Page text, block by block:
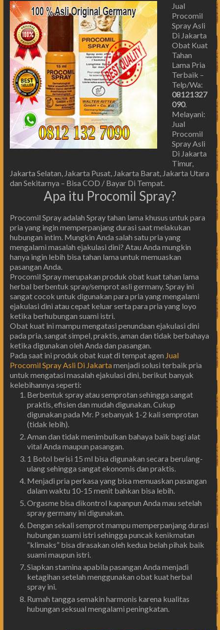
Jual
Procomil
Spray Asli
Di Jakarta
Obat Kuat
Tahan
Lama Pria
Terbaik –
Telp/Wa:
08121327
090.
Melayani:
Jual
Procomil
Spray Asli
Di Jakarta
Timur,
Jakarta Selatan, Jakarta Pusat, Jakarta Barat, Jakarta Utara
dan Sekitarnya – Bisa COD / Bayar Di Tempat.
Apa itu Procomil Spray?
Procomil Spray adalah Spray tahan lama khusus untuk para
pria yang ingin memperpanjang durasi saat melakukan
hubungan intim. Mungkin Anda salah satu pria yang
mengalami masalah ejakulasi dini? Atau Anda mungkin
hanya ingin lebih bisa tahan lama untuk memuaskan
pasangan Anda.
Procomil Spray merupakan produk obat kuat tahan lama
herbal berbentuk spray/semprot asli germany. Spray ini
sangat cocok untuk digunakan para pria yang mengalami
ejakulasi dini atau cepat keluar serta para pria yang loyo
ketika berhubungan suami istri.
Obat kuat ini mampu mengatasi penundaan ejakulasi dini
pada pria, sangat simpel, praktis, aman dan tidak berbahaya
ketika digunakan oleh Anda dan pasangan.
Pada saat ini produk obat kuat di tempat agen Jual
Procomil Spray Asli Di Jakartamenjadi solusi terbaik pria
untuk mengatasi masalah ejakulasi dini, berikut banyak
kelebihannya seperti:
Berbentuk spray atau semprotan sehingga sangat
praktis, efisien dan mudah digunakan. Cukup
digunakan pada Mr. P sebanyak 1-2 kali semprotan
(tidak lebih).
Aman dan tidak menimbulkan bahaya baik bagi alat
vital Anda maupun pasangan.
1 Botol berisi 15 ml bisa digunakan secara berulang-
ulang sehingga sangat ekonomis dan praktis.
Menjadi pria perkasa yang bisa memuaskan pasangan
dalam waktu 10-15 menit bahkan bisa lebih.
Orgasme bisa dikontrol kapanpun Anda mau setelah
spray germany ini digunakan.
Dengan sekali semprot mampu memperpanjang durasi
hubungan suami istri sehingga puncak kenikmatan
“klimaks” bisa dirasakan oleh kedua belah pihak baik
suami maupun istri.
Siapkan stamina apabila pasangan Anda menjadi
ketagihan setelah menggunakan obat kuat herbal
spray ini.
Rumah tangga semakin harmonis karena kualitas
hubungan seksual mengalami peningkatan.